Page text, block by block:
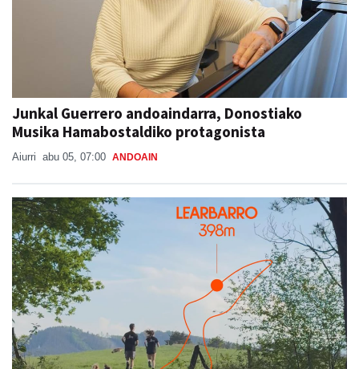
Junkal Guerrero andoaindarra, Donostiako
Musika Hamabostaldiko protagonista
Aiurri abu 05, 07:00 ANDOAIN